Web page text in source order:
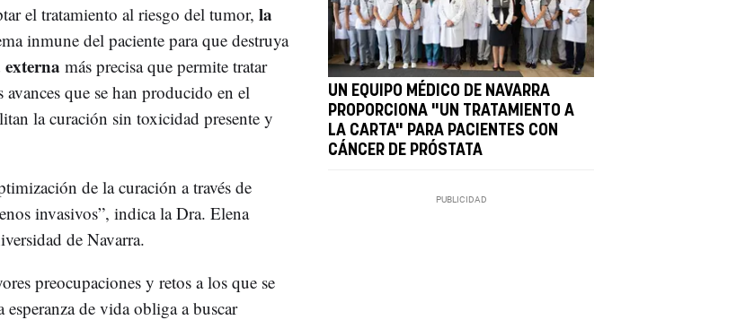
el tratamiento al riesgo del tumor, la
inmune del paciente para que destruya
más precisa que permite tratar
que se han producido en el
la curación sin toxicidad presente y
de la curación a través de
invasivos”, indica la Dra. Elena
de Navarra.
preocupaciones y retos a los que se
de vida obliga a buscar
UN EQUIPO MÉDICO DE NAVARRA
PROPORCIONA "UN TRATAMIENTO A
LA CARTA" PARA PACIENTES CON
CÁNCER DE PRÓSTATA